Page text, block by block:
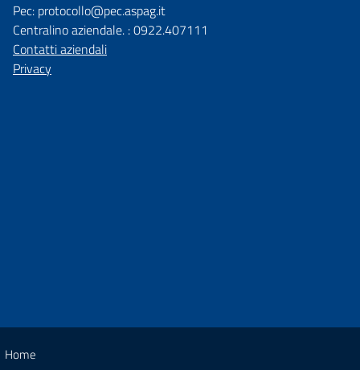
Pec: protocollo@pec.aspag.it
Centralino aziendale. : 0922.407111
Contatti aziendali
Privacy
Home